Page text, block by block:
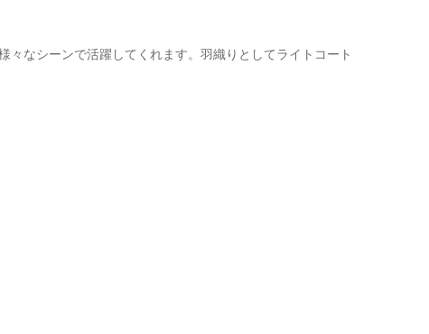
なシーンで活躍してくれます。羽織りとしてライトコート